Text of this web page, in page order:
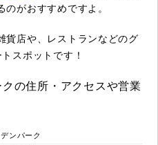
がおすすめですよ。
貨店や、レストランなどのグ
スポットです！
の住所・アクセスや営業
ンパーク